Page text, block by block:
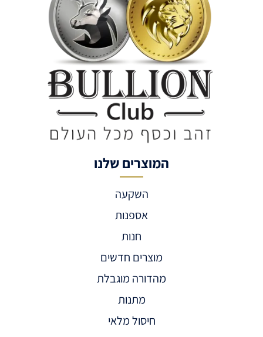
המוצרים שלנו
השקעה
אספנות
חנות
מוצרים חדשים
מהדורה מוגבלת
מתנות
חיסול מלאי